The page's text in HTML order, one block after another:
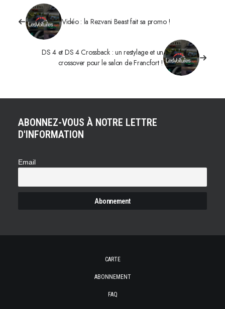
Vidéo : la Rezvani Beast fait sa promo !
DS 4 et DS 4 Crossback : un restylage et un
crossover pour le salon de Francfort !
ABONNEZ-VOUS À NOTRE LETTRE
D'INFORMATION
Email
CARTE
ABONNEMENT
FAQ